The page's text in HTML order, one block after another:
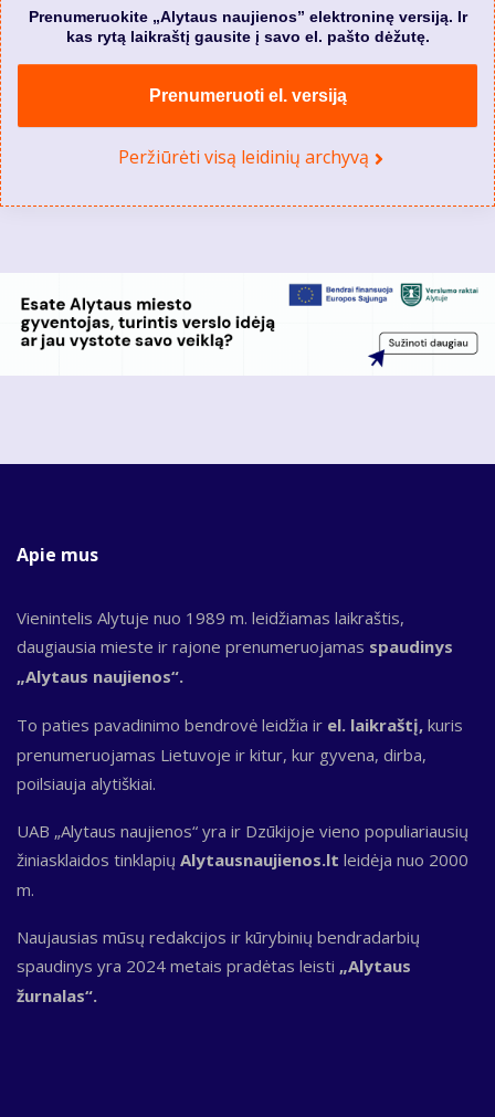
Prenumeruokite „Alytaus naujienos” elektroninę versiją. Ir
kas rytą laikraštį gausite į savo el. pašto dėžutę.
Prenumeruoti el. versiją
Peržiūrėti visą leidinių archyvą
Apie mus
Vienintelis Alytuje nuo 1989 m. leidžiamas laikraštis,
daugiausia mieste ir rajone prenumeruojamas spaudinys
„Alytaus naujienos“.
To paties pavadinimo bendrovė leidžia ir el. laikraštį, kuris
prenumeruojamas Lietuvoje ir kitur, kur gyvena, dirba,
poilsiauja alytiškiai.
UAB „Alytaus naujienos“ yra ir Dzūkijoje vieno populiariausių
žiniasklaidos tinklapių Alytausnaujienos.lt leidėja nuo 2000
m.
Naujausias mūsų redakcijos ir kūrybinių bendradarbių
spaudinys yra 2024 metais pradėtas leisti „Alytaus
žurnalas“.